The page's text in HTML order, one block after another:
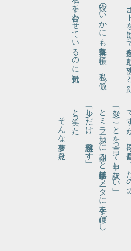
「変なことを言って申し訳ない」
とミラー越しに謝ると運転手はメータに手を伸ばし、
「少しだけ、迷惑料です」
と笑った。
そんな夢を見た。